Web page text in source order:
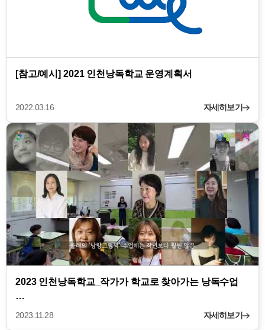
[참고/예시] 2021 인천낭독학교 운영계획서
2022.03.16 자세히보기
2023 인천낭독학교_작가가 학교로 찾아가는 낭독수업
…
2023.11.28 자세히보기